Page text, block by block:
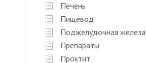
Печень
Пищевод
Поджелудочная железа
Препараты
Проктит